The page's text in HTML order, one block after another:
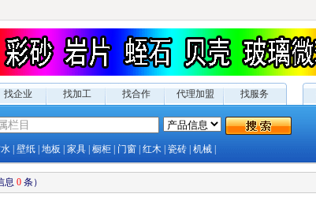
找企业 找加工 找合作 代理加盟 找服务
壁纸 地板 家具 橱柜 门窗 红木 瓷砖 机械
息 0 条）